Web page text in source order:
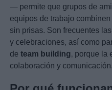
— permite que grupos de
equipos de trabajo
sin prisas. Son frecuentes
y celebraciones, así como
de team building, porque la
colaboración y comunicación.